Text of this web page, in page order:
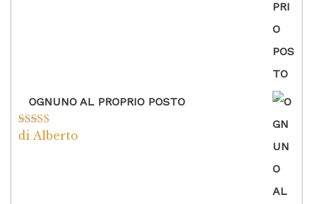
OGNUNO AL PROPRIO POSTO
Valutato5su
di Alberto